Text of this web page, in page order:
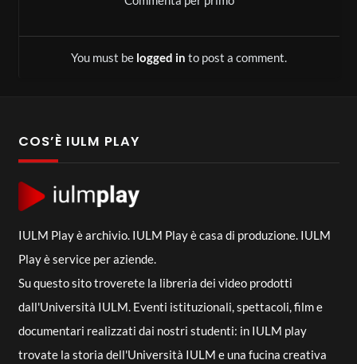
You must be logged in to post a comment.
COS’È IULM PLAY
IULM Play è archivio. IULM Play è casa di produzione. IULM
Play è service per aziende.
Su questo sito troverete la libreria dei video prodotti
dall'Università IULM. Eventi istituzionali, spettacoli, film e
documentari realizzati dai nostri studenti: in IULM play
trovate la storia dell'Università IULM e una fucina creativa